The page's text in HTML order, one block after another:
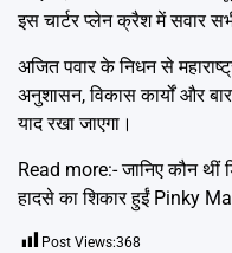
इस चार्टर प्लेन क्रैश में सवार
अजित पवार के निधन से
अनुशासन, विकास कार्यों और
याद रखा जाएगा।
Read more:-जानिए कौन थीं
हादसे का शिकार हुईं Pinky
Post Views:368